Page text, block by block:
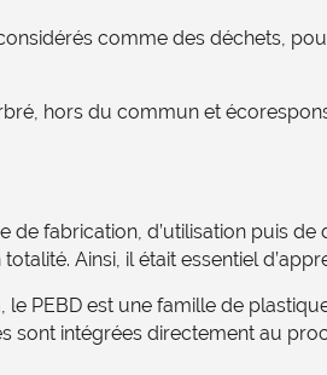
comme des déchets,
hors du commun et
de fabrication, d’utilisation puis
Ainsi, il était essentiel
PEBD est une famille de
sont intégrées directement au